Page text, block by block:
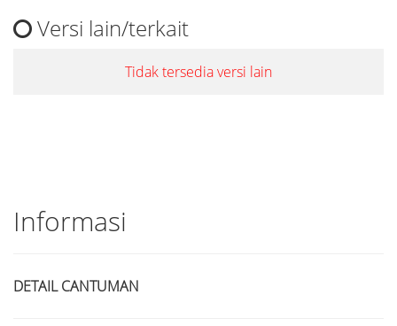
Versi lain/terkait
Tidak tersedia versi lain
Informasi
DETAIL CANTUMAN